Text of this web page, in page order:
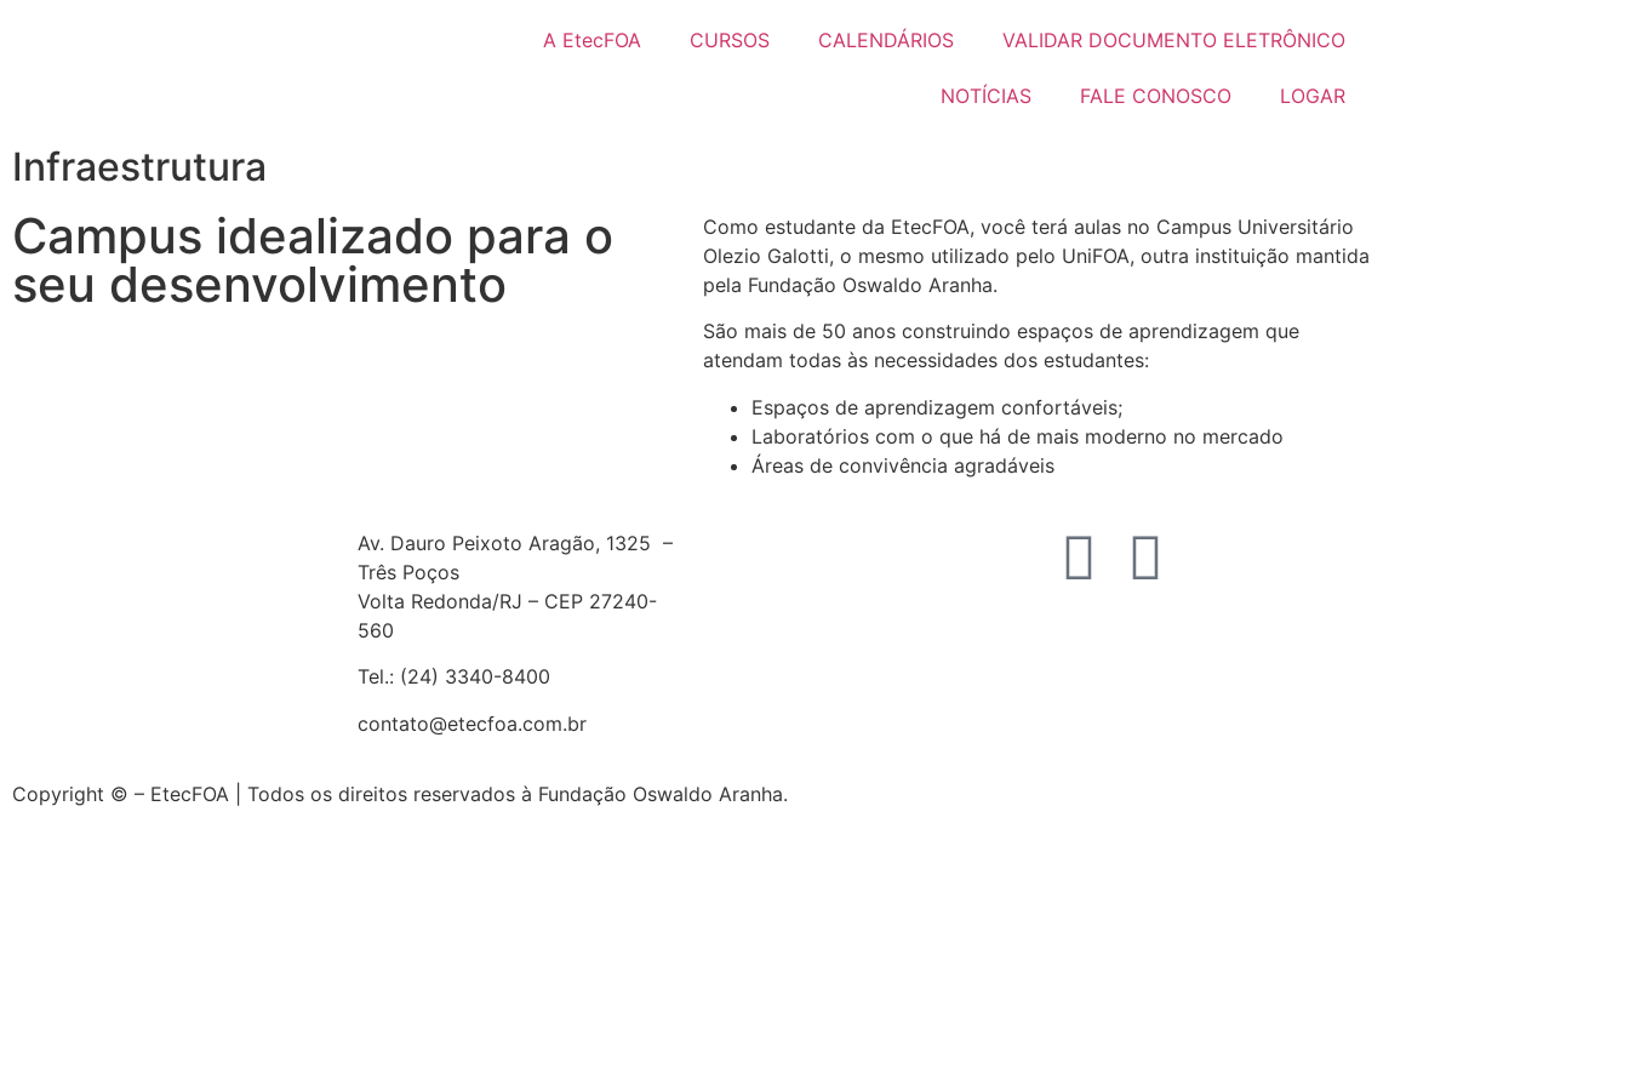
A EtecFOA CURSOS CALENDÁRIOS VALIDAR DOCUMENTO ELETRÔNICO
NOTÍCIAS FALE CONOSCO LOGAR
Infraestrutura
Campus idealizado para o
seu desenvolvimento
Como estudante da EtecFOA, você terá aulas no Campus Universitário
Olezio Galotti, o mesmo utilizado pelo UniFOA, outra instituição mantida
pela Fundação Oswaldo Aranha.
São mais de 50 anos construindo espaços de aprendizagem que
atendam todas às necessidades dos estudantes:
Espaços de aprendizagem confortáveis;
Laboratórios com o que há de mais moderno no mercado
Áreas de convivência agradáveis
Av. Dauro Peixoto Aragão, 1325 –
Três Poços
Volta Redonda/RJ – CEP 27240-
560
Tel.: (24) 3340-8400
contato@etecfoa.com.br
Copyright © – EtecFOA | Todos os direitos reservados à Fundação Oswaldo Aranha.